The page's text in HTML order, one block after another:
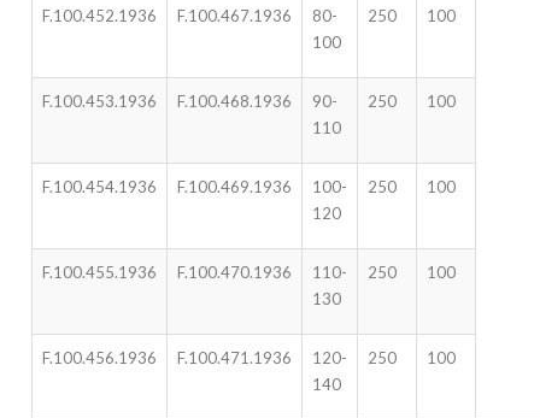
F.100.452.1936 F.100.467.1936
80-
100
250 100
F.100.453.1936 F.100.468.1936
90-
110
250 100
F.100.454.1936 F.100.469.1936
100-
120
250 100
F.100.455.1936 F.100.470.1936
110-
130
250 100
F.100.456.1936 F.100.471.1936
120-
140
250 100